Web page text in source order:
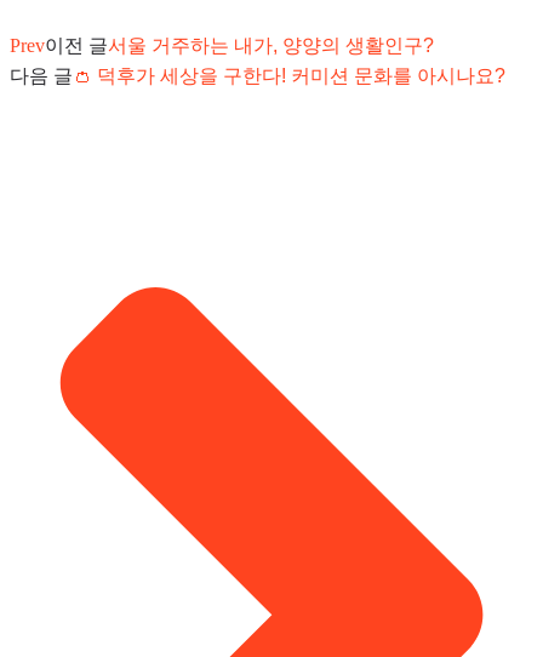
Prev이전 글서울 거주하는 내가, 양양의 생활인구?
다음 글 👛 덕후가 세상을 구한다! 커미션 문화를 아시나요?